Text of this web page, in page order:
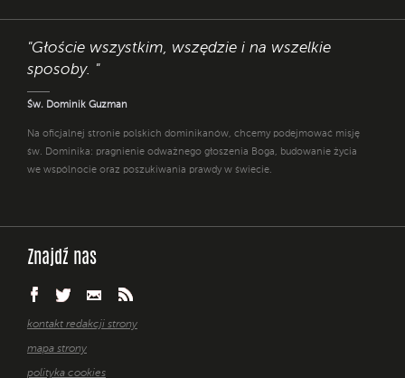
"Głoście wszystkim, wszędzie i na wszelkie
sposoby. "
Św. Dominik Guzman
Na oficjalnej stronie polskich dominikanów, chcemy podejmować misję
św. Dominika: pragnienie odważnego głoszenia Boga, budowanie życia
we wspólnocie oraz poszukiwania prawdy w świecie.
Znajdź nas
kontakt redakcji strony
mapa strony
polityka cookies